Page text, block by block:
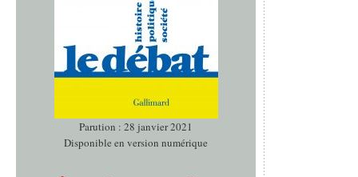
Parution : 28 janvier 2021
Disponible en version numérique